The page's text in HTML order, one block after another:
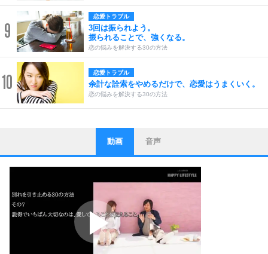
9
恋愛トラブル
3回は振られよう。
振られることで、強くなる。
恋の悩みを解決する30の方法
10 恋愛トラブル
余計な詮索をやめるだけで、恋愛はうまくいく。
恋の悩みを解決する30の方法
1
ストレス対策
他人と比べない。
いっそのこと、他人を見ない。
いらいらしない人になる30の方法
プラス思考
ポジティブになれない原因は、行動しないから。
ポジティブ思考になる30の方法
動画 音声